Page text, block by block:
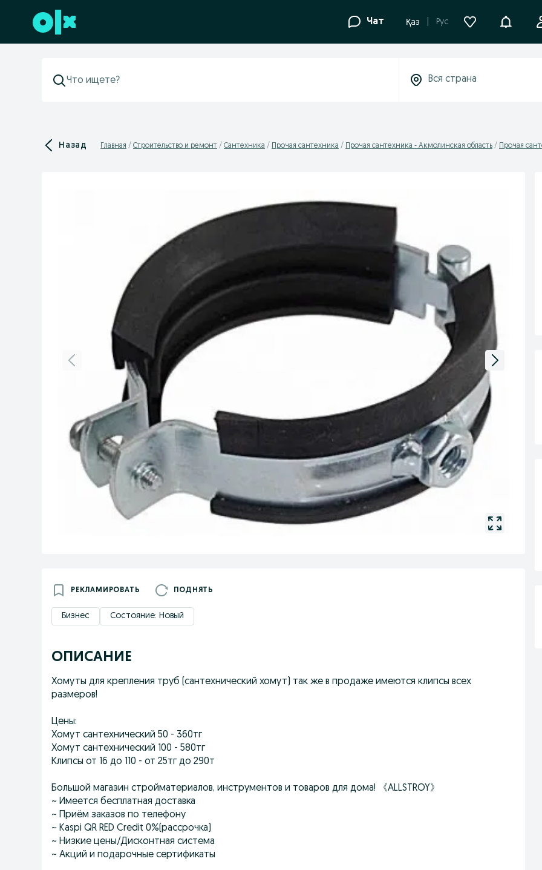
Перейти к нижнему колонтитулу Чат Қаз Рус
Назад Главная Строительство и ремонт Сантехника Прочая сантехника Прочая сантехника - Акмолинская область Прочая
РЕКЛАМИРОВАТЬ ПОДНЯТЬ
Бизнес Состояние: Новый
ОПИСАНИЕ
Хомуты для крепления труб (сантехнический хомут) так же в продаже имеются клипсы всех
размеров!
Цены:
Хомут сантехнический 50 - 360тг
Хомут сантехнический 100 - 580тг
Клипсы от 16 до 110 - от 25тг до 290т
Большой магазин стройматериалов, инструментов и товаров для дома! 《ALLSTROY》
~ Имеется бесплатная доставка
~ Приём заказов по телефону
~ Kaspi QR RED Credit 0%(рассрочка)
~ Низкие цены/Дисконтная система
~ Акций и подарочные сертификаты